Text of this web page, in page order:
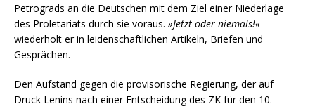
Petrograds an die Deutschen mit dem Ziel einer Niederlage
des Proletariats durch sie voraus. »Jetzt oder niemals!«
wiederholt er in leidenschaftlichen Artikeln, Briefen und
Gesprächen.
Den Aufstand gegen die provisorische Regierung, der auf
Druck Lenins nach einer Entscheidung des ZK für den 10.